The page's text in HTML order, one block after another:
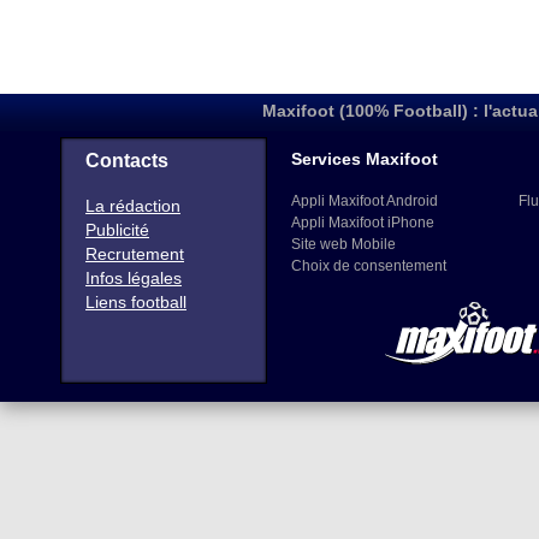
Maxifoot (100% Football) :
Contacts
La rédaction
Publicité
Recrutement
Infos légales
Liens football
Services Maxifoot
Appli Maxifoot Android
Appli Maxifoot iPhone
Site web Mobile
Choix de consentement